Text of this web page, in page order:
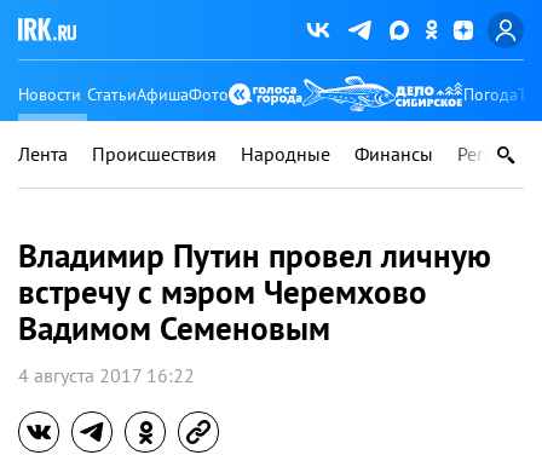
Новости СтатьиАфишаФото Погода
Лента Происшествия Народные Финансы Регионы
Владимир Путин провел личную
встречу с мэром Черемхово
Вадимом Семеновым
4 августа 2017 16:22